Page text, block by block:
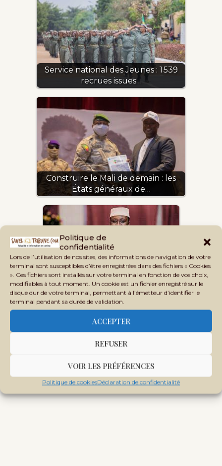
Politique de
confidentialité
Lors de l’utilisation de nos sites, des informations de navigation de votre
terminal sont susceptibles d’être enregistrées dans des fichiers « Cookies
». Ces fichiers sont installés sur votre terminal en fonction de vos choix,
modifiables à tout moment. Un cookie est un fichier enregistré sur le
disque dur de votre terminal, permettant à l’émetteur d’identifier le
terminal pendant sa durée de validation.
ACCEPTER
REFUSER
VOIR LES PRÉFÉRENCES
Politique de cookiesDéclaration de confidentialité
Service national des Jeunes : 1 539
recrues issues…
Construire le Mali de demain : les
États généraux de…
Les États généraux de la
jeunesse au Mali : un Forum…